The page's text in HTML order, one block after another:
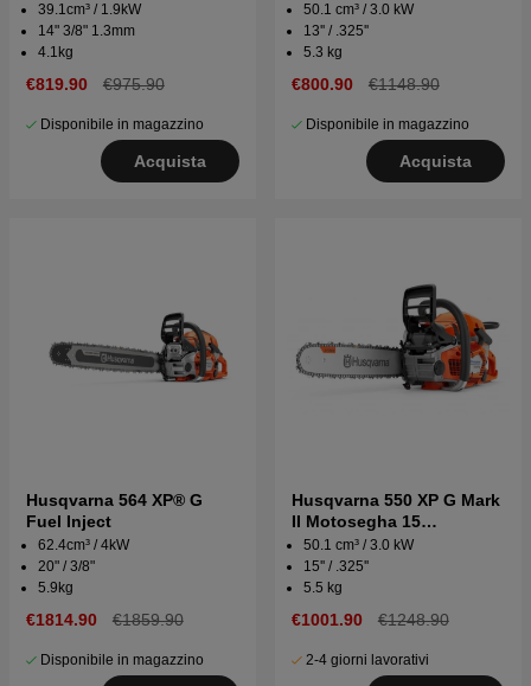
39.1cm³ / 1.9kW
14" 3/8" 1.3mm
4.1kg
€819.90 €975.90
Disponibile in magazzino
Acquista
50.1 cm³ / 3.0 kW
13'' / .325''
5.3 kg
€800.90 €1148.90
Disponibile in magazzino
Acquista
Husqvarna 564 XP® G
Fuel Inject
62.4cm³ / 4kW
20" / 3/8"
5.9kg
€1814.90 €1859.90
Disponibile in magazzino
Husqvarna 550 XP G Mark
II Motosegha 15
TrioBrake™
50.1 cm³ / 3.0 kW
15'' / .325''
5.5 kg
€1001.90 €1248.90
2-4 giorni lavorativi